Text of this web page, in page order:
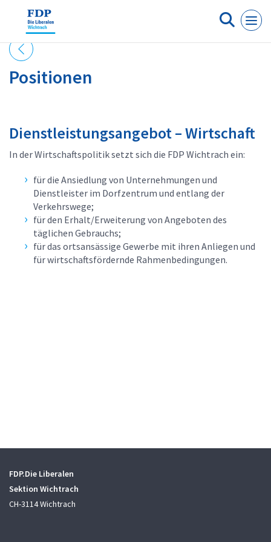
Positionen
Dienstleistungsangebot – Wirtschaft
In der Wirtschaftspolitik setzt sich die FDP Wichtrach ein:
für die Ansiedlung von Unternehmungen und
Dienstleister im Dorfzentrum und entlang der
Verkehrswege;
für den Erhalt/Erweiterung von Angeboten des
täglichen Gebrauchs;
für das ortsansässige Gewerbe mit ihren Anliegen und
für wirtschaftsfördernde Rahmenbedingungen.
FDP.Die Liberalen
Sektion Wichtrach
CH-3114 Wichtrach
Cookie-Einstellungen